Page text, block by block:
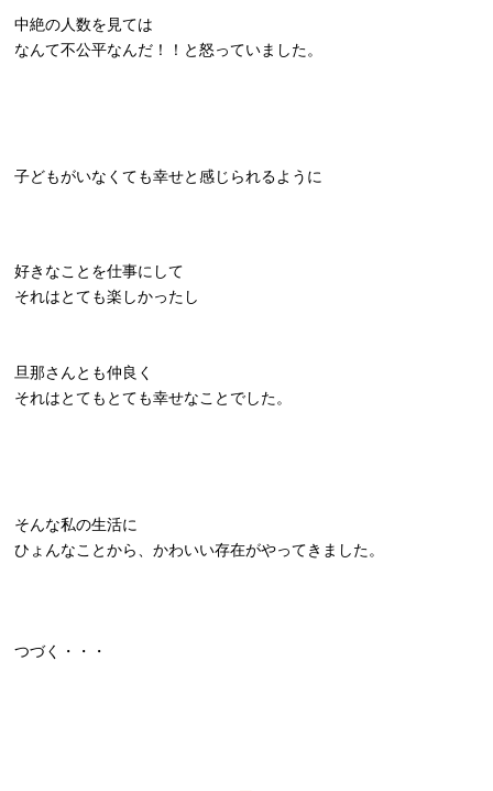
中絶の人数を見ては
なんて不公平なんだ！！と怒っていました。
子どもがいなくても幸せと感じられるように
好きなことを仕事にして
それはとても楽しかったし
旦那さんとも仲良く
それはとてもとても幸せなことでした。
そんな私の生活に
ひょんなことから、かわいい存在がやってきました。
つづく・・・